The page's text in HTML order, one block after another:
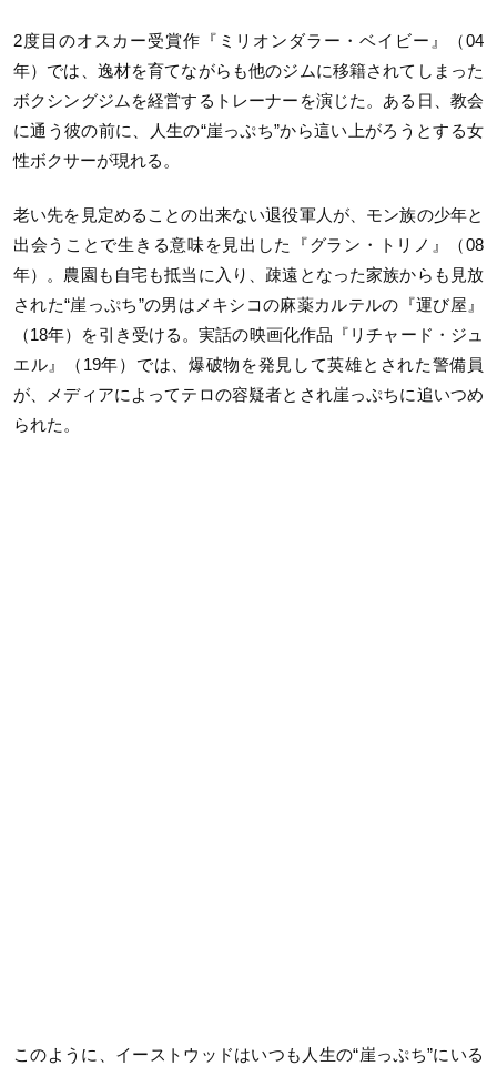
2度目のオスカー受賞作『ミリオンダラー・ベイビー』（04
年）では、逸材を育てながらも他のジムに移籍されてしまった
ボクシングジムを経営するトレーナーを演じた。ある日、教会
に通う彼の前に、人生の“崖っぷち”から這い上がろうとする女
性ボクサーが現れる。
老い先を見定めることの出来ない退役軍人が、モン族の少年と
出会うことで生きる意味を見出した『グラン・トリノ』（08
年）。農園も自宅も抵当に入り、疎遠となった家族からも見放
された“崖っぷち”の男はメキシコの麻薬カルテルの『運び屋』
（18年）を引き受ける。実話の映画化作品『リチャード・ジュ
エル』（19年）では、爆破物を発見して英雄とされた警備員
が、メディアによってテロの容疑者とされ崖っぷちに追いつめ
られた。
このように、イーストウッドはいつも人生の“崖っぷち”にいる